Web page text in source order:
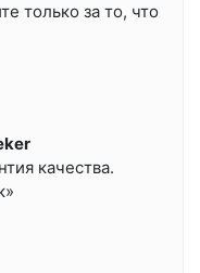
только за то, что
качества.